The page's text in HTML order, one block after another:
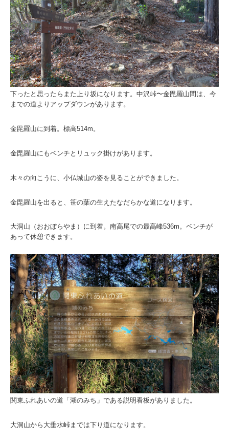
下ったと思ったらまた上り坂になります。中沢峠〜金毘羅山間は、今
までの道よりアップダウンがあります。
金毘羅山に到着。標高514m。
金毘羅山にもベンチとリュック掛けがあります。
木々の向こうに、小仏城山の姿を見ることができました。
金毘羅山を出ると、笹の葉の生えたなだらかな道になります。
大洞山（おおぼらやま）に到着。南高尾での最高峰536m。ベンチが
あって休憩できます。
関東ふれあいの道「湖のみち」である説明看板がありました。
大洞山から大垂水峠までは下り道になります。